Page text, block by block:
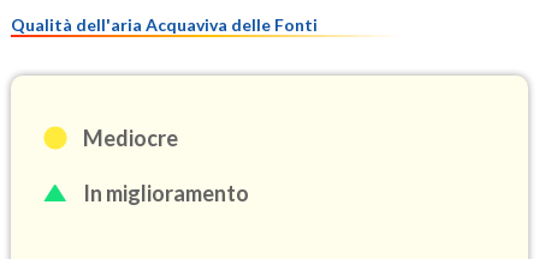
Qualità dell'aria Acquaviva delle Fonti
Mediocre
In miglioramento